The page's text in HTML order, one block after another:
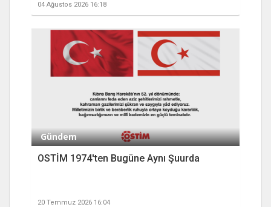
04 Ağustos 2026 16:18
Gündem
OSTİM 1974'ten Bugüne Aynı Şuurda
20 Temmuz 2026 16:04